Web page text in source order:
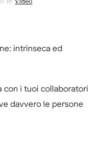
intrinseca ed
con i tuoi collaboratori
davvero le persone